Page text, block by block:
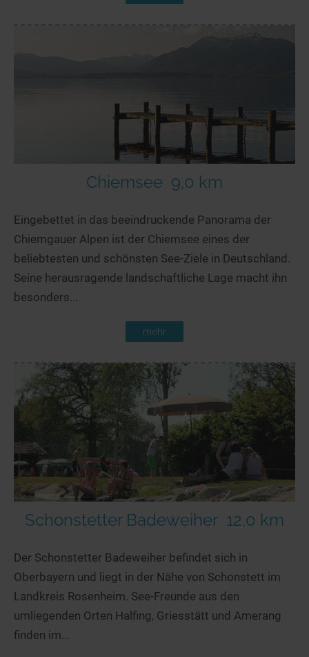
Chiemsee 9,0 km
Eingebettet in das beeindruckende Panorama der
Chiemgauer Alpen ist der Chiemsee eines der
beliebtesten und schönsten See-Ziele in Deutschland.
Seine herausragende landschaftliche Lage macht ihn
besonders...
mehr
Schonstetter Badeweiher 12,0 km
Der Schonstetter Badeweiher befindet sich in
Oberbayern und liegt in der Nähe von Schonstett im
Landkreis Rosenheim. See-Freunde aus den
umliegenden Orten Halfing, Griesstätt und Amerang
finden im...